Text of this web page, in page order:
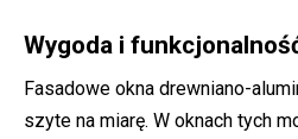
Wygoda i
Fasadowe okna drewniano-
szyte na miarę. W oknach tych